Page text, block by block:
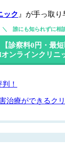
ック 』が手っ取り
誰にも知られずに相
【診察料0円・最短
ンラインクリニ
！
治療ができるク